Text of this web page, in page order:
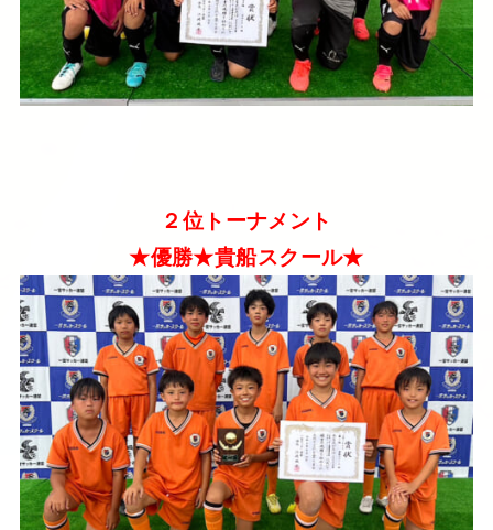
２位トーナメント
★優勝★貴船スクール★